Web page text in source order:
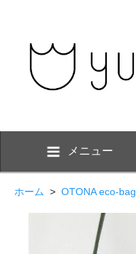
メニュー
ホーム > OTONA eco-bag